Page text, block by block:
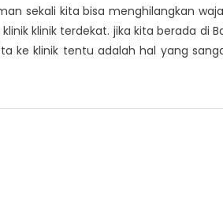
sekali kita bisa menghilangkan
klinik terdekat. jika kita berada di
ke klinik tentu adalah hal yang